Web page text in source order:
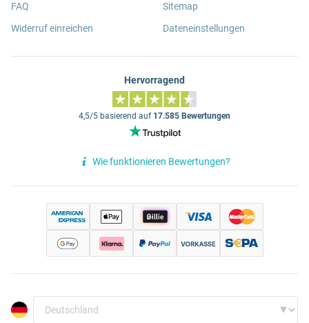
FAQ
Widerruf einreichen
Sitemap
Dateneinstellungen
Hervorragend
4,5/5 basierend auf 17.585 Bewertungen
Wie funktionieren Bewertungen?